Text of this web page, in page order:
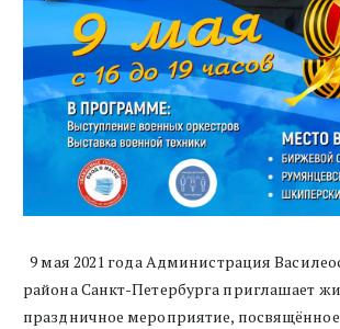
9 мая 2021 года Администрация
района Санкт-Петербурга приглашает
праздничное мероприятие,